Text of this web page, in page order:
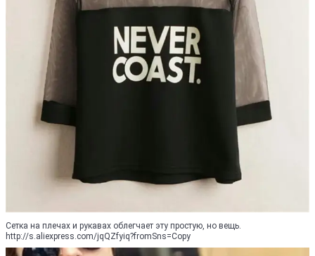
Сетка на плечах и рукавах облегчает эту простую, но вещь.
http://s.aliexpress.com/jqQZfyiq?fromSns=Copy